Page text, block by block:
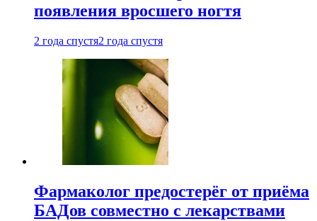
появления вросшего ногтя
2 года спустя2 года спустя
Фармаколог предостерёг от приёма
БАДов совместно с лекарствами